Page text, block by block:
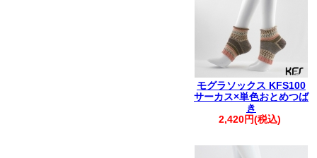
モグラソックス KFS100
サーカス×単色おとめつば
き
2,420円(税込)